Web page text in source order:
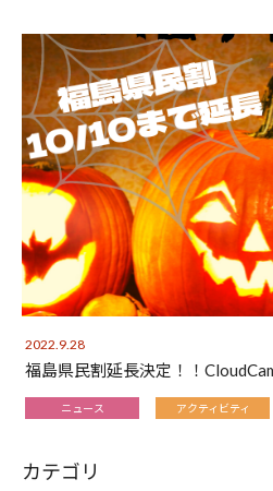
2022.9.28
福島県民割延長決定！！
ニュース アクティビティ
カテゴリ